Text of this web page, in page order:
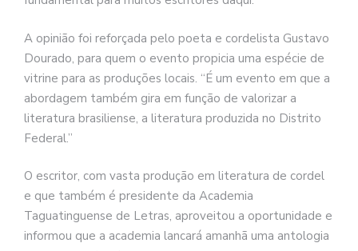
A opinião foi reforçada pelo poeta e cordelista Gustavo
Dourado, para quem o evento propicia uma espécie de
vitrine para as produções locais. “É um evento em que a
abordagem também gira em função de valorizar a
literatura brasiliense, a literatura produzida no Distrito
Federal.”
O escritor, com vasta produção em literatura de cordel
e que também é presidente da Academia
Taguatinguense de Letras, aproveitou a oportunidade e
informou que a academia lancará amanhã uma antologia